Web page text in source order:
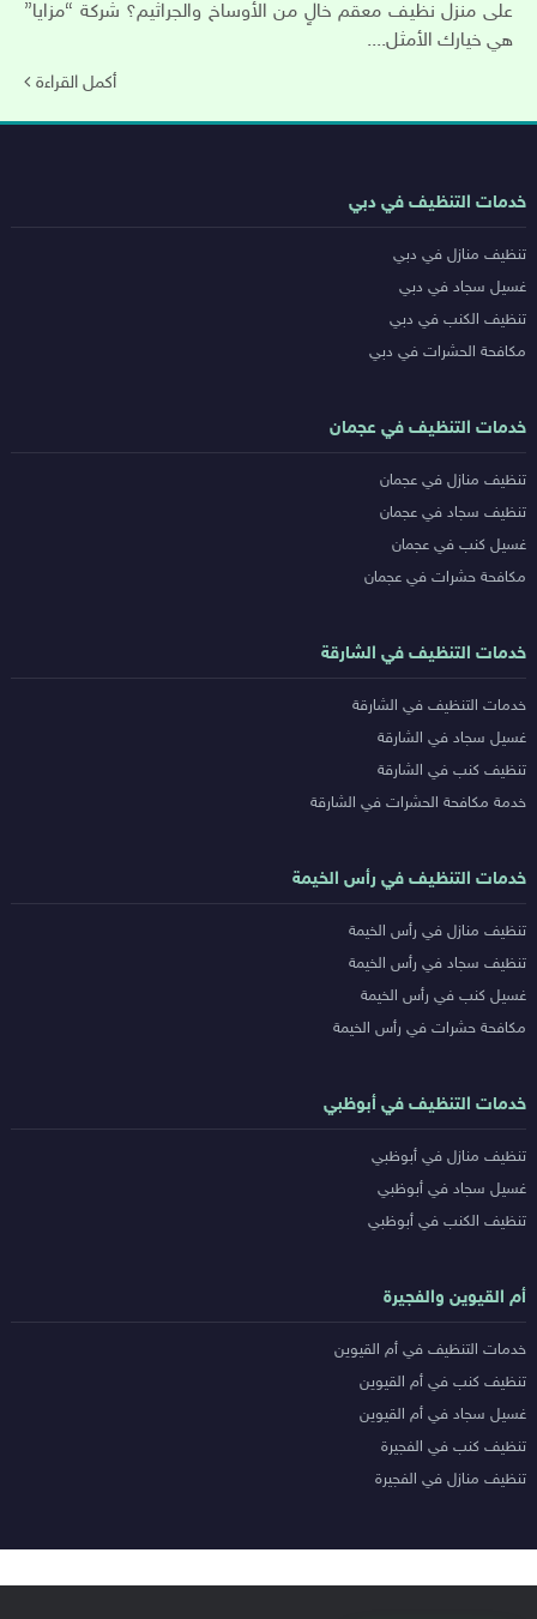
على منزل نظيف معقم خالٍ من الأوساخ والجراثيم؟ شركة “مزايا”
هي خيارك الأمثل....
أكمل القراءة
روابط
المدن
خدمات التنظيف في دبي
تنظيف منازل في دبي
غسيل سجاد في دبي
تنظيف الكنب في دبي
مكافحة الحشرات في دبي
خدمات التنظيف في عجمان
تنظيف منازل في عجمان
تنظيف سجاد في عجمان
غسيل كنب في عجمان
مكافحة حشرات في عجمان
خدمات التنظيف في الشارقة
خدمات التنظيف في الشارقة
غسيل سجاد في الشارقة
تنظيف كنب في الشارقة
خدمة مكافحة الحشرات في الشارقة
خدمات التنظيف في رأس الخيمة
تنظيف منازل في رأس الخيمة
تنظيف سجاد في رأس الخيمة
غسيل كنب في رأس الخيمة
مكافحة حشرات في رأس الخيمة
خدمات التنظيف في أبوظبي
تنظيف منازل في أبوظبي
غسيل سجاد في أبوظبي
تنظيف الكنب في أبوظبي
أم القيوين والفجيرة
خدمات التنظيف في أم القيوين
تنظيف كنب في أم القيوين
غسيل سجاد في أم القيوين
تنظيف كنب في الفجيرة
تنظيف منازل في الفجيرة